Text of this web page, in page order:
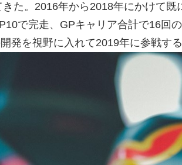
た。2016年から2018年にかけて
で完走、GPキャリア合計で16回
発を視野に入れて2019年に参戦する